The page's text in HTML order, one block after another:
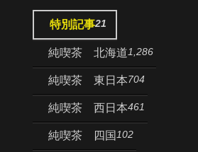
特別記事21
純喫茶 北海道1,286
純喫茶 東日本704
純喫茶 西日本461
純喫茶 四国 102